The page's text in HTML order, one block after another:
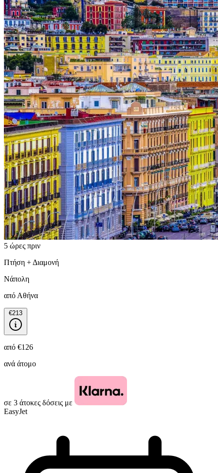
5 ώρες πριν
Πτήση + Διαμονή
Νάπολη
από Αθήνα
€213
από €126
ανά άτομο
σε 3 άτοκες δόσεις με
EasyJet